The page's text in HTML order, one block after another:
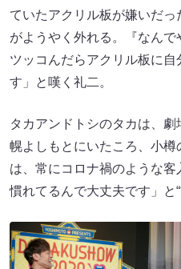
ていたアクリル板が嫌いだ
がようやく外れる。『なんで
ツッコんだらアクリル板に
す」と嘆く礼二。
タカアンドトシのタカは、
幌よしもとにいたころ、小
は、常にコロナ禍のような
慣れてるんで大丈夫です」と